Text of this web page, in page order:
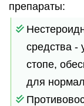
препараты:
средства -
стопе,
для